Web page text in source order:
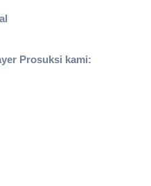
Prosuksi kami: